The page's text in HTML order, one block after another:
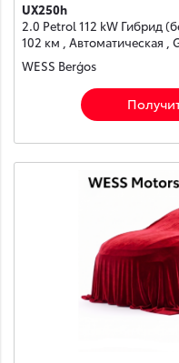
UX250h
2.0 Petrol 112 kW Гибрид
102 км , Автоматическая ,
WESS Berģos